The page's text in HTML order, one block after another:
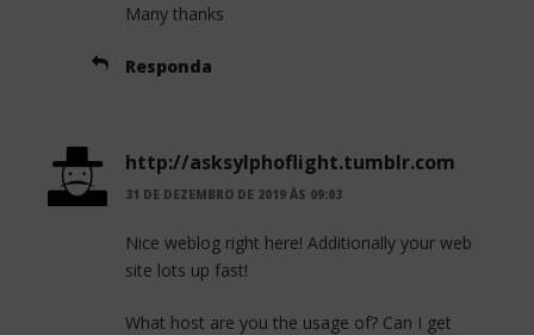
Many thanks
Responda
http://asksylphoflight.tumblr.com
31 DE DEZEMBRO DE 2019 ÀS 09:03
Nice weblog right here! Additionally your web
site lots up fast!
What host are you the usage of? Can I get